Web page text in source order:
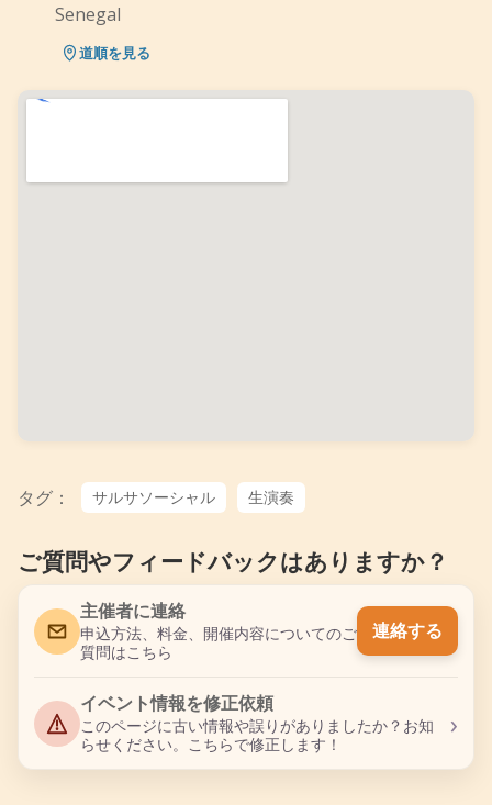
Senegal
道順を見る
タグ： サルサソーシャル 生演奏
ご質問やフィードバックはありますか？
主催者に連絡
申込方法、料金、開催内容についてのご
質問はこちら
連絡する
イベント情報を修正依頼
このページに古い情報や誤りがありましたか？お知
らせください。こちらで修正します！
›